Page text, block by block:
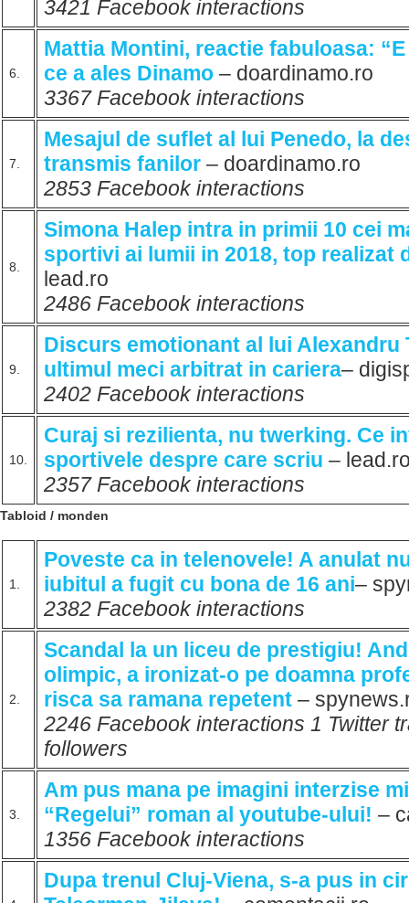
3421 Facebook interactions
6.
Mattia Montini, reactie fabuloasa:
ce a ales Dinamo – doardinamo.ro
3367 Facebook interactions
7.
Mesajul de suflet al lui Penedo, la
transmis fanilor – doardinamo.ro
2853 Facebook interactions
8.
Simona Halep intra in primii 10 cei
sportivi ai lumii in 2018, top realizat
lead.ro
2486 Facebook interactions
9.
Discurs emotionant al lui Alexandru
ultimul meci arbitrat in cariera–
2402 Facebook interactions
10.
Curaj si rezilienta, nu twerking. Ce
sportivele despre care scriu –
2357 Facebook interactions
Tabloid / monden
1.
Poveste ca in telenovele! A anulat
iubitul a fugit cu bona de 16 ani–
2382 Facebook interactions
2.
Scandal la un liceu de prestigiu!
olimpic, a ironizat-o pe doamna
risca sa ramana repetent –
2246 Facebook interactions 1 Twitter
followers
3.
Am pus mana pe imagini interzise
“Regelui” roman al youtube-ului! –
1356 Facebook interactions
Dupa trenul Cluj-Viena, s-a pus in